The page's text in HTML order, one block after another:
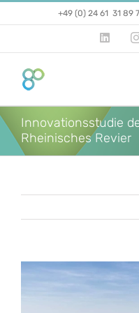
+49 (0) 24 61 31 89
Innovationsstudie
Rheinisches Revier
Zeige